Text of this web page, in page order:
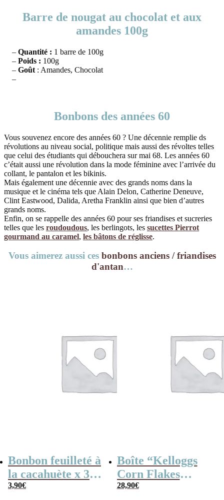
Barre de nougat au chocolat et aux
amandes 100g
– Quantité : 1 barre de 100g
– Poids : 100g
– Goût : Amandes, Chocolat
–
Bonbons des années 60
Vous souvenez encore des années 60 ? Une décennie remplie ds
révolutions au niveau social, politique mais aussi des révoltes telles
que celui des étudiants qui débouchera sur mai 68. Les années 60
c’était aussi une révolution dans la mode féminine avec l’arrivée du
collant, le pantalon et les bikinis.
Mais également une décennie avec des grands noms dans la
musique et le cinéma tels que Alain Delon, Catherine Deneuve,
Clint Eastwood, Dalida, Aretha Franklin ainsi que bien d’autres
grands noms.
Enfin, on se rappelle des années 60 pour ses friandises et sucreries
telles que les roudoudous, les berlingots, les sucettes Pierrot
gourmand au caramel, les bâtons de réglisse.
Vous aimerez aussi ces bonbons anciens / friandises
d'antan…
Bonbon feuilleté à
la cacahuète x 30
(170g) – Fabriqué
3,90€
Boîte “Kelloggs
Corn Flakes
Original” remplie
28,90€